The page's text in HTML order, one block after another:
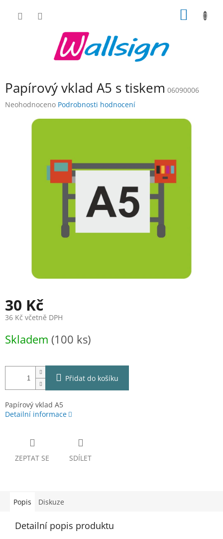
Papírový vklad A5 s tiskem 06090006
Průměrné
produktu
Neohodnoceno Podrobnosti hodnocení
30 Kč
36 Kč včetně DPH
cena:
Skladem (100 ks)
Přidat do košíku
Papírový vklad A5
Detailní informace
ZEPTAT SE SDÍLET
Popis Diskuze
Detailní popis produktu